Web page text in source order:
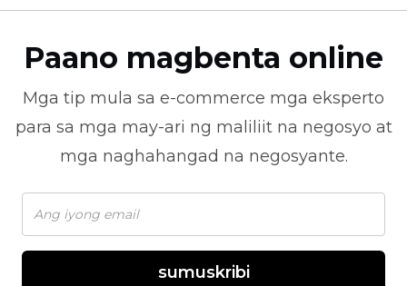
Paano magbenta online
Mga tip mula sa e-commerce mga eksperto
para sa mga may-ari ng maliliit na negosyo at
mga naghahangad na negosyante.
sumuskribi